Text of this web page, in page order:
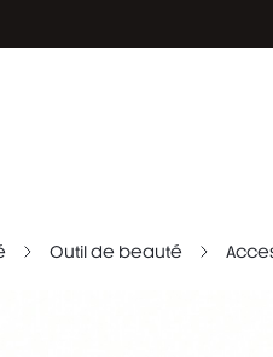
Outil de beauté